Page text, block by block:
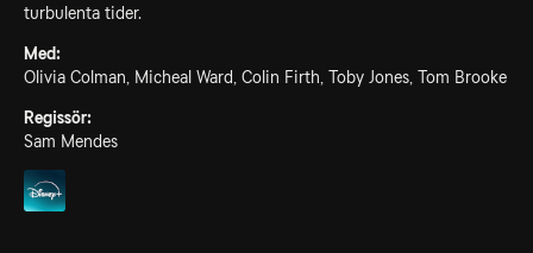
turbulenta tider.
Med:
Olivia Colman, Micheal Ward, Colin Firth, Toby Jones, Tom Brooke
Regissör:
Sam Mendes